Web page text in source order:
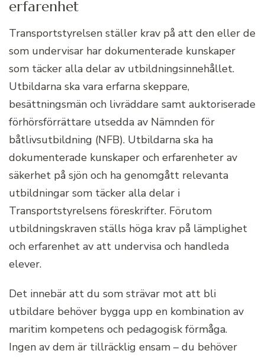
erfarenhet
Transportstyrelsen ställer krav på att den eller de
som undervisar har dokumenterade kunskaper
som täcker alla delar av utbildningsinnehållet.
Utbildarna ska vara erfarna skeppare,
besättningsmän och livräddare samt auktoriserade
förhörsförrättare utsedda av Nämnden för
båtlivsutbildning (NFB). Utbildarna ska ha
dokumenterade kunskaper och erfarenheter av
säkerhet på sjön och ha genomgått relevanta
utbildningar som täcker alla delar i
Transportstyrelsens föreskrifter. Förutom
utbildningskraven ställs höga krav på lämplighet
och erfarenhet av att undervisa och handleda
elever.
Det innebär att du som strävar mot att bli
utbildare behöver bygga upp en kombination av
maritim kompetens och pedagogisk förmåga.
Ingen av dem är tillräcklig ensam – du behöver